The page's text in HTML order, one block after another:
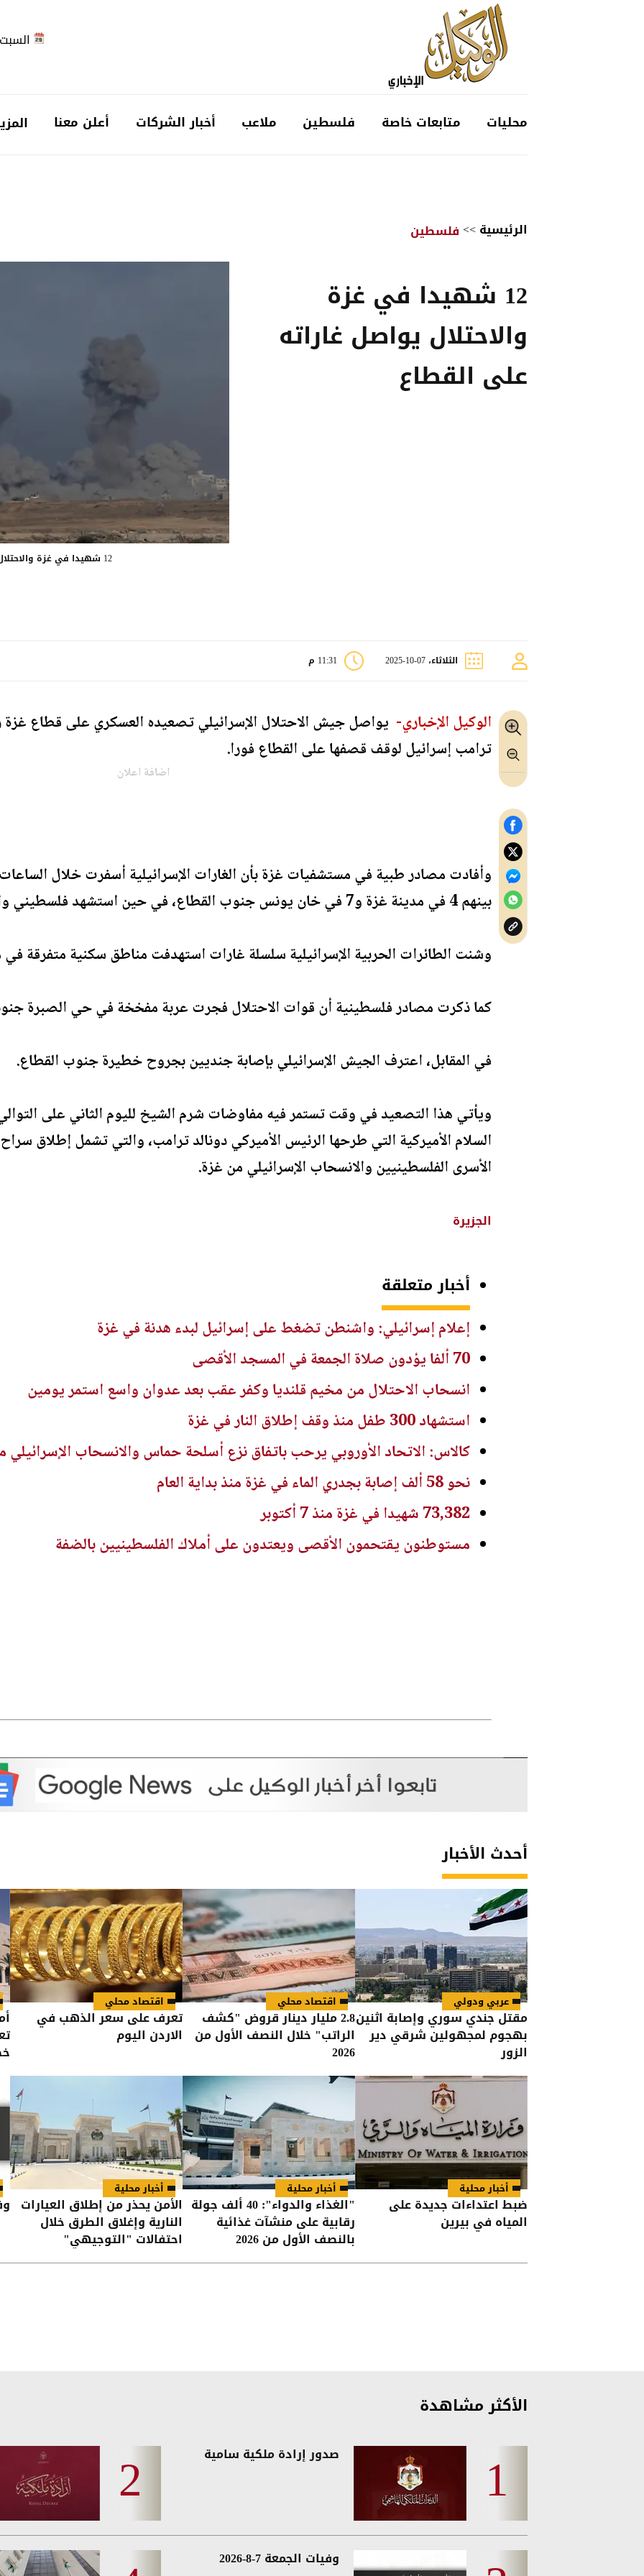
السبت 2026-08-08
محليات متابعات خاصة فلسطين ملاعب أخبار الشركات أعلن معنا
الرئيسية>>فلسطين
12 شهيدا في غزة
والاحتلال يواصل غاراته
على القطاع
12 شهيدا في غزة والاحتلال يواصل غاراته على القطاع
الثلاثاء، 07-10-2025 11:31 م
الوكيل الإخباري- يواصل جيش الاحتلال الإسرائيلي تصعيده العسكري على قطاع غزة
ترامب إسرائيل لوقف قصفها على القطاع فورا.
اضافة اعلان
بينهم 4 في مدينة غزة و7 في خان يونس جنوب القطاع، في حين استشهد فلسطيني واحد بالمنطقة الوسطى.
وشنت الطائرات الحربية الإسرائيلية سلسلة غارات استهدفت مناطق سكنية
كما ذكرت مصادر فلسطينية أن قوات الاحتلال فجرت عربة مفخخة في حي الصبرة
في المقابل، اعترف الجيش الإسرائيلي بإصابة جنديين بجروح خطيرة جنوب القطاع.
ويأتي هذا التصعيد في وقت تستمر فيه مفاوضات شرم الشيخ لليوم الثاني على
السلام الأميركية التي طرحها الرئيس الأميركي دونالد ترامب، والتي تشمل إطلاق
الأسرى الفلسطينيين والانسحاب الإسرائيلي من غزة.
الجزيرة
أخبار متعلقة
إعلام إسرائيلي: واشنطن تضغط على إسرائيل لبدء هدنة في غزة
70 ألفا يؤدون صلاة الجمعة في المسجد الأقصى
انسحاب الاحتلال من مخيم قلنديا وكفر عقب بعد عدوان واسع استمر يومين
استشهاد 300 طفل منذ وقف إطلاق النار في غزة
كالاس: الاتحاد الأوروبي يرحب باتفاق نزع أسلحة حماس والانسحاب الإسرائيلي
نحو 58 ألف إصابة بجدري الماء في غزة منذ بداية العام
73,382 شهيدا في غزة منذ 7 أكتوبر
مستوطنون يقتحمون الأقصى ويعتدون على أملاك الفلسطينيين بالضفة
أحدث الأخبار
عربي ودولي
مقتل جندي سوري وإصابة اثنين
بهجوم لمجهولين شرقي دير
الزور
اقتصاد محلي
2.8 مليار دينار قروض "كشف
الراتب" خلال النصف الأول من
2026
اقتصاد محلي
تعرف على سعر الذهب في
الاردن اليوم
أخبار محلية
ضبط اعتداءات جديدة على
المياه في بيرين
أخبار محلية
"الغذاء والدواء": 40 ألف جولة
رقابية على منشآت غذائية
بالنصف الأول من 2026
أخبار محلية
الأمن يحذر من إطلاق العيارات
النارية وإغلاق الطرق خلال
احتفالات "التوجيهي"
الأكثر مشاهدة
صدور إرادة ملكية سامية
وفيات الجمعة 7-8-2026